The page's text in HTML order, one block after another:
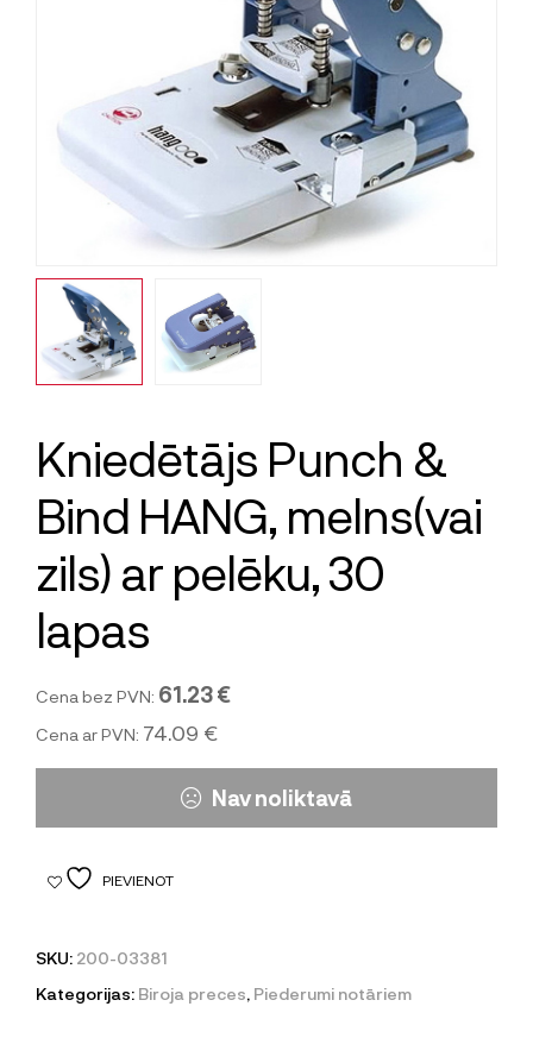
Kniedētājs Punch &
Bind HANG, melns(vai
zils) ar pelēku, 30
lapas
Cena bez PVN: 61.23 €
Cena ar PVN: 74.09 €
Nav noliktavā
PIEVIENOT
SKU: 200-03381
Kategorijas: Biroja preces, Piederumi notāriem